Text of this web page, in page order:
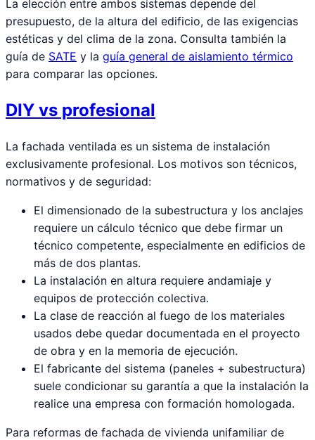
La elección entre ambos sistemas depende del
presupuesto, de la altura del edificio, de las exigencias
estéticas y del clima de la zona. Consulta también la
guía de SATE y la guía general de aislamiento térmico
para comparar las opciones.
DIY vs profesional
La fachada ventilada es un sistema de instalación
exclusivamente profesional. Los motivos son técnicos,
normativos y de seguridad:
El dimensionado de la subestructura y los anclajes
requiere un cálculo técnico que debe firmar un
técnico competente, especialmente en edificios de
más de dos plantas.
La instalación en altura requiere andamiaje y
equipos de protección colectiva.
La clase de reacción al fuego de los materiales
usados debe quedar documentada en el proyecto
de obra y en la memoria de ejecución.
El fabricante del sistema (paneles + subestructura)
suele condicionar su garantía a que la instalación la
realice una empresa con formación homologada.
Para reformas de fachada de vivienda unifamiliar de